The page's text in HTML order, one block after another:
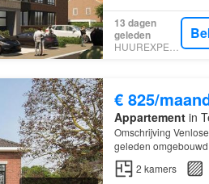
13 dagen
geleden
€ 825/
Appartementin
Omschrijving
geleden
appartementen waar
2 kamers